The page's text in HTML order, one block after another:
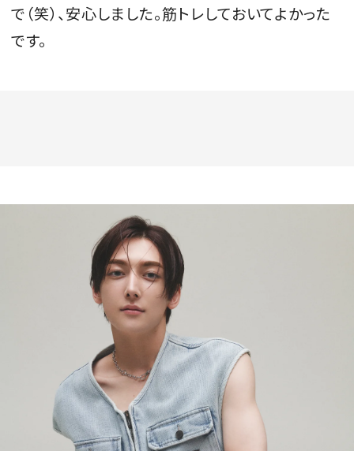
で（笑）、安心しました。筋トレしておいてよかった
です。